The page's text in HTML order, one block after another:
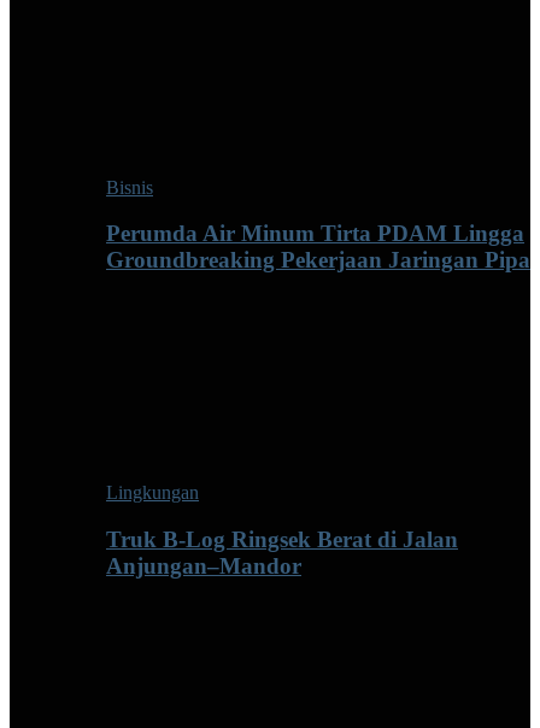
Bisnis
Perumda Air Minum Tirta PDAM Lingga
Groundbreaking Pekerjaan Jaringan Pipa
Lingkungan
Truk B-Log Ringsek Berat di Jalan
Anjungan–Mandor